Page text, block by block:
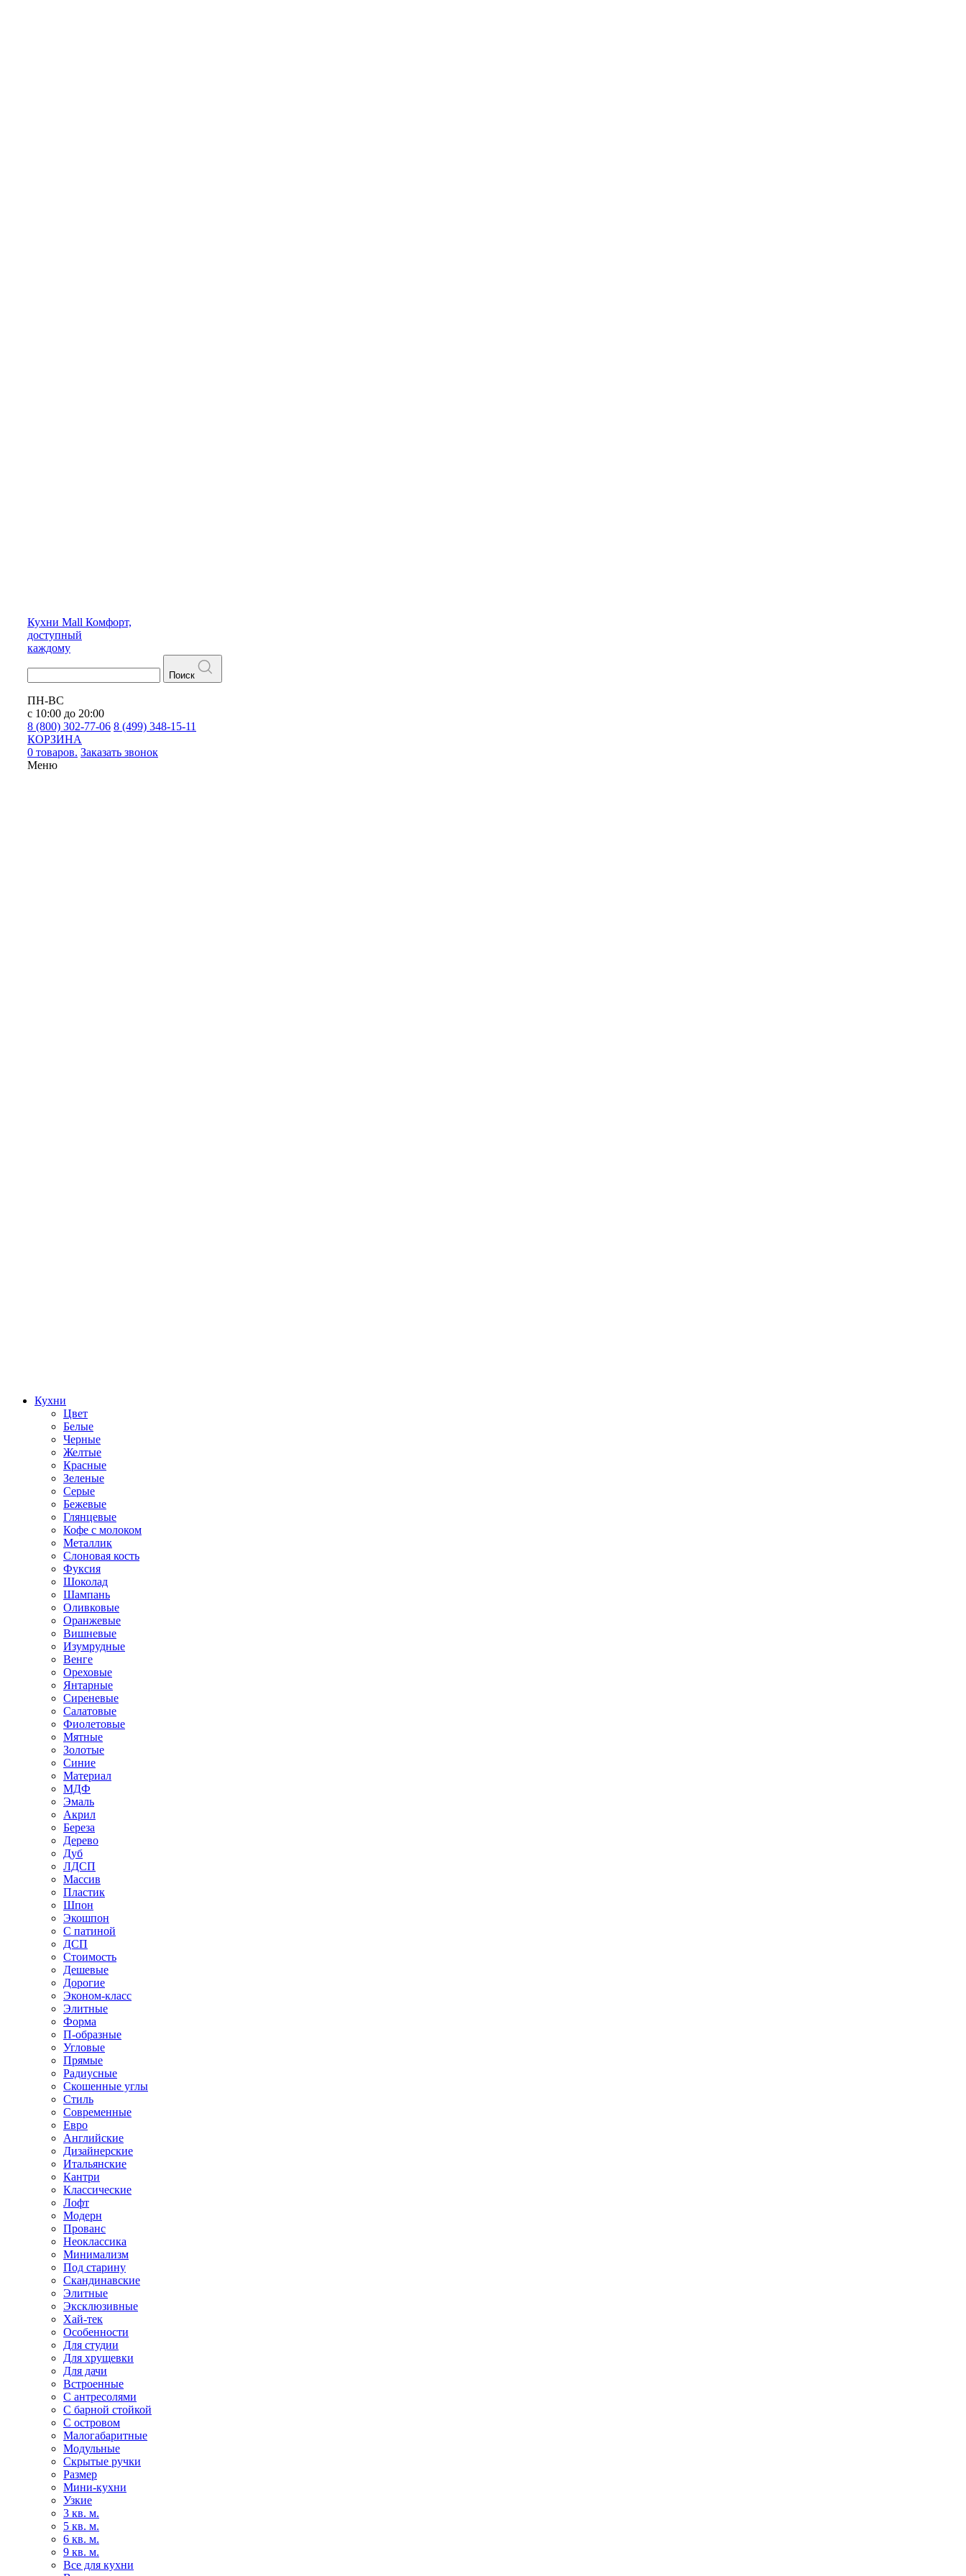
Кухни Mall Комфорт,
доступный
каждому
Поиск
ПН-ВС
с 10:00 до 20:00
8 (800) 302-77-06 8 (499) 348-15-11
КОРЗИНА
0 товаров. Заказать звонок
Меню
Кухни
Цвет
Белые
Черные
Желтые
Красные
Зеленые
Серые
Бежевые
Глянцевые
Кофе с молоком
Металлик
Слоновая кость
Фуксия
Шоколад
Шампань
Оливковые
Оранжевые
Вишневые
Изумрудные
Венге
Ореховые
Янтарные
Сиреневые
Салатовые
Фиолетовые
Мятные
Золотые
Синие
Материал
МДФ
Эмаль
Акрил
Береза
Дерево
Дуб
ЛДСП
Массив
Пластик
Шпон
Экошпон
С патиной
ДСП
Стоимость
Дешевые
Дорогие
Эконом-класс
Элитные
Форма
П-образные
Угловые
Прямые
Радиусные
Скошенные углы
Стиль
Современные
Евро
Английские
Дизайнерские
Итальянские
Кантри
Классические
Лофт
Модерн
Прованс
Неоклассика
Минимализм
Под старину
Скандинавские
Элитные
Эксклюзивные
Хай-тек
Особенности
Для студии
Для хрущевки
Для дачи
Встроенные
С антресолями
С барной стойкой
С островом
Малогабаритные
Модульные
Скрытые ручки
Размер
Мини-кухни
Узкие
3 кв. м.
5 кв. м.
6 кв. м.
9 кв. м.
Все для кухни